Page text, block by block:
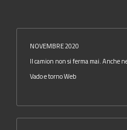
NOVEMBRE 2020
Il camion non si ferma mai. Anche
Vado e torno Web